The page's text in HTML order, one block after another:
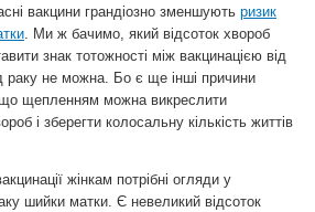
вакцини грандіозно зменшують ризик
. Ми ж бачимо, який відсоток хвороб
знак тотожності між вакцинацією від
раку не можна. Бо є ще інші причини
щепленням можна викреслити
і зберегти колосальну кількість життів
жінкам потрібні огляди у
шийки матки. Є невеликий відсоток